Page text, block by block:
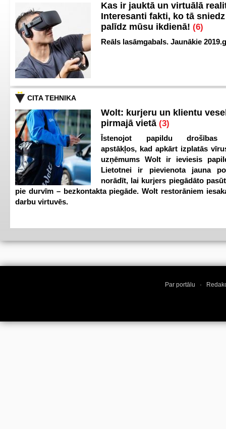
Kas ir jauktā un virtuālā
Interesanti fakti, ko tā
palīdz mūsu ikdienā! (6)
Reāls lasāmgabals. Jaunākie
CITA TEHNIKA
Wolt: kurjeru un klientu
pirmajā vietā (3)
Īstenojot papildu drošības
apstākļos, kad apkārt izplatās
uzņēmums Wolt ir ieviesis
Lietotnei ir pievienota jauna
norādīt, lai kurjers piegādāto
pie durvīm – bezkontakta piegāde. Wolt restorāniem
darbu virtuvēs.
Par portālu ·